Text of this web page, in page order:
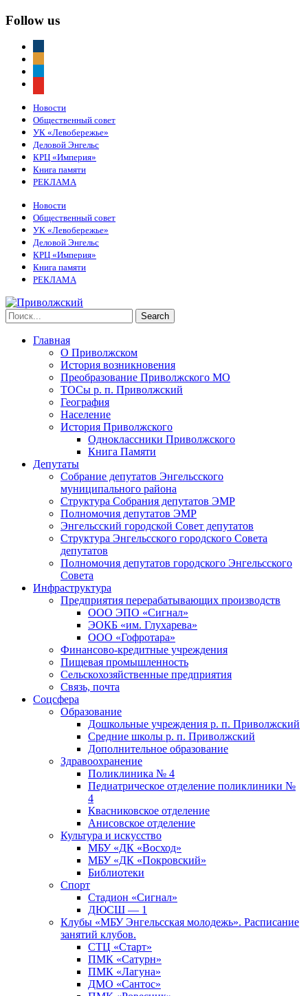
Follow us
Новости
Общественный совет
УК «Левобережье»
Деловой Энгельс
КРЦ «Империя»
Книга памяти
РЕКЛАМА
Новости
Общественный совет
УК «Левобережье»
Деловой Энгельс
КРЦ «Империя»
Книга памяти
РЕКЛАМА
Главная
О Приволжском
История возникновения
Преобразование Приволжского МО
ТОСы р. п. Приволжский
География
Население
История Приволжского
Одноклассники Приволжского
Книга Памяти
Депутаты
Собрание депутатов Энгельсского
муниципального района
Структура Собрания депутатов ЭМР
Полномочия депутатов ЭМР
Энгельсский городской Совет депутатов
Структура Энгельсского городского Совета
депутатов
Полномочия депутатов городского Энгельсского
Совета
Инфраструктура
Предприятия перерабатывающих производств
ООО ЭПО «Сигнал»
ЭОКБ «им. Глухарева»
ООО «Гофротара»
Финансово-кредитные учреждения
Пищевая промышленность
Сельскохозяйственные предприятия
Связь, почта
Соцсфера
Образование
Дошкольные учреждения р. п. Приволжский
Средние школы р. п. Приволжский
Дополнительное образование
Здравоохранение
Поликлиника № 4
Педиатрическое отделение поликлиники №
4
Квасниковское отделение
Анисовское отделение
Культура и искусство
МБУ «ДК «Восход»
МБУ «ДК «Покровский»
Библиотеки
Спорт
Стадион «Сигнал»
ДЮСШ — 1
Клубы «МБУ Энгельсская молодежь». Расписание
занятий клубов.
СТЦ «Старт»
ПМК «Сатурн»
ПМК «Лагуна»
ДМО «Сантос»